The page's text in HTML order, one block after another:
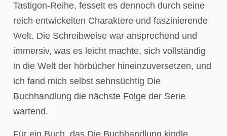
Tastigon-Reihe, fesselt es dennoch durch seine
reich entwickelten Charaktere und faszinierende
Welt. Die Schreibweise war ansprechend und
immersiv, was es leicht machte, sich vollständig
in die Welt der hörbücher hineinzuversetzen, und
ich fand mich selbst sehnsüchtig Die
Buchhandlung die nächste Folge der Serie
wartend.
Für ein Buch, das Die Buchhandlung kindle